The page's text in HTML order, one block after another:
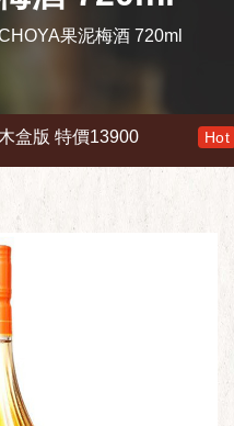
果泥梅酒 720ml
特價13900 響